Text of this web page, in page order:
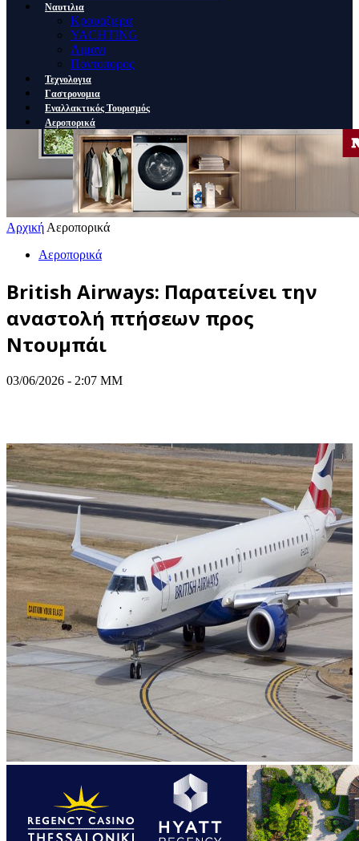
Ναυτιλια
Κρουαζιερα
YACHTING
Λιμανι
Ποντοπορος
Τεχνολογια
Γαστρονομια
Εναλλακτικός Τουρισμός
Αεροπορικά
Αρχική Αεροπορικά
Αεροπορικά
British Airways: Παρατείνει την
αναστολή πτήσεων προς
Ντουμπάι
03/06/2026 - 2:07 ΜΜ